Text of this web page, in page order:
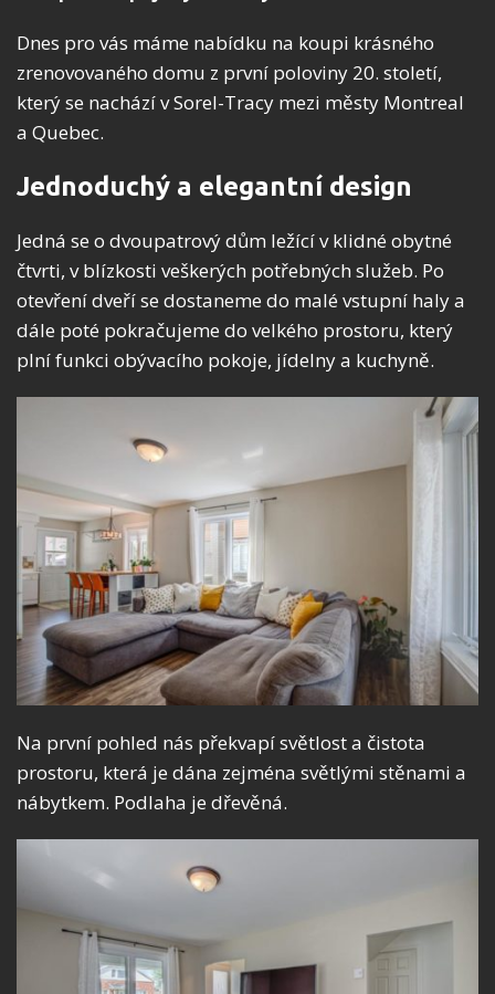
Dnes pro vás máme nabídku na koupi krásného
zrenovovaného domu z první poloviny 20. století,
který se nachází v Sorel-Tracy mezi městy Montreal
a Quebec.
Jednoduchý a elegantní design
Jedná se o dvoupatrový dům ležící v klidné obytné
čtvrti, v blízkosti veškerých potřebných služeb. Po
otevření dveří se dostaneme do malé vstupní haly a
dále poté pokračujeme do velkého prostoru, který
plní funkci obývacího pokoje, jídelny a kuchyně.
Na první pohled nás překvapí světlost a čistota
prostoru, která je dána zejména světlými stěnami a
nábytkem. Podlaha je dřevěná.